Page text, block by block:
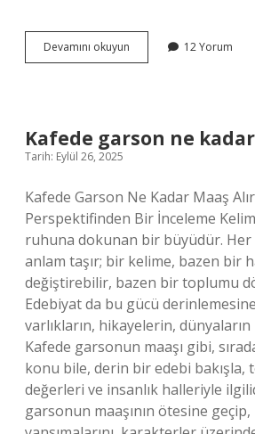
Devamını okuyun
Z
12 Yorum
Kafede garson ne kadar
Tarih: Eylül 26, 2025
Kafede Garson Ne Kadar Maaş
Perspektifinden Bir İnceleme
ruhuna dokunan bir büyüdür. Her
anlam taşır; bir kelime, bazen bir
değiştirebilir, bazen bir toplumu
Edebiyat da bu gücü
varlıkların, hikayelerin, dünyaların
Kafede garsonun maaşı gibi,
konu bile, derin bir edebi bakışla,
değerleri ve insanlık halleriyle
garsonun maaşının ötesine geçip,